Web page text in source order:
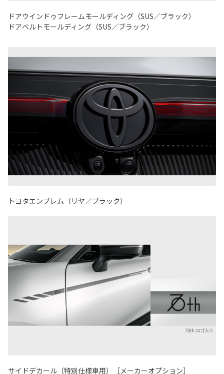
ドアウインドゥフレームモールディング（SUS／ブラック）
ドアベルトモールディング（SUS／ブラック）
トヨタエンブレム（リヤ／ブラック）
サイドデカール（特別仕様車用）［メーカーオプション］